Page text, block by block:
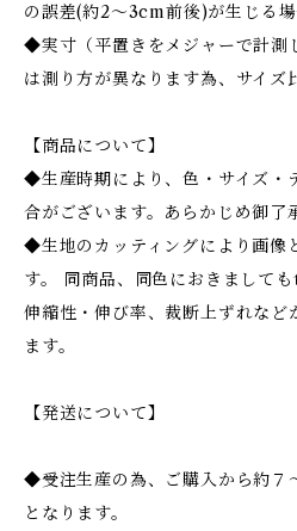
の誤差(約2～3cm前後)が生じる場
◆実寸（平置きをメジャーで計測
は測り方が異なります為、サイズ
【商品について】
◆生産時期により、色・サイズ・
合がございます。あらかじめ御了
◆生地のカッティングにより画像
す。 同商品、同色におきまして
伸縮性・伸び率、裁断上ずれなど
ます。
【発送について】
◆受注生産の為、ご購入から約７
となります。